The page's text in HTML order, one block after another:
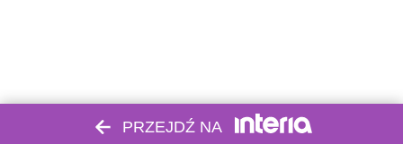
PRZEJDŹ NA